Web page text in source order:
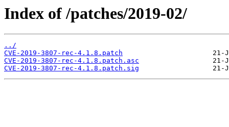
Index of /patches/2019-02/
../
CVE-2019-3807-rec-4.1.8.patch
CVE-2019-3807-rec-4.1.8.patch.asc
CVE-2019-3807-rec-4.1.8.patch.sig